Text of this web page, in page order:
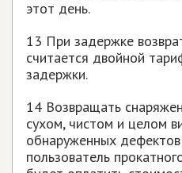
этот день.
13 При задержке
считается двойной
задержки.
14 Возвращать
сухом, чистом и целом
обнаруженных
пользователь